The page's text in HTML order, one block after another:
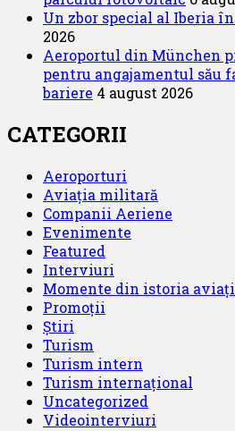
Un zbor special al Iberia
2026
Aeroportul din München
pentru angajamentul său
bariere 4 august 2026
CATEGORII
Aeroporturi
Aviația militară
Companii Aeriene
Evenimente
Featured
Interviuri
Momente din istoria
Promoții
Știri
Turism
Turism intern
Turism internațional
Uncategorized
Videointerviuri